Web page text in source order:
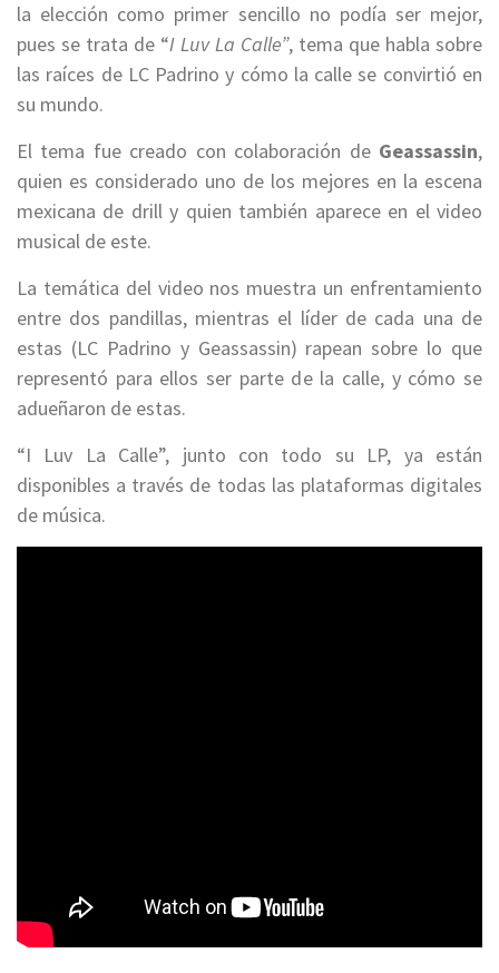
la elección como primer sencillo no podía ser mejor,
pues se trata de “I Luv La Calle”, tema que habla sobre
las raíces de LC Padrino y cómo la calle se convirtió en
su mundo.
El tema fue creado con colaboración de Geassassin,
quien es considerado uno de los mejores en la escena
mexicana de drill y quien también aparece en el video
musical de este.
La temática del video nos muestra un enfrentamiento
entre dos pandillas, mientras el líder de cada una de
estas (LC Padrino y Geassassin) rapean sobre lo que
representó para ellos ser parte de la calle, y cómo se
adueñaron de estas.
“I Luv La Calle”, junto con todo su LP, ya están
disponibles a través de todas las plataformas digitales
de música.